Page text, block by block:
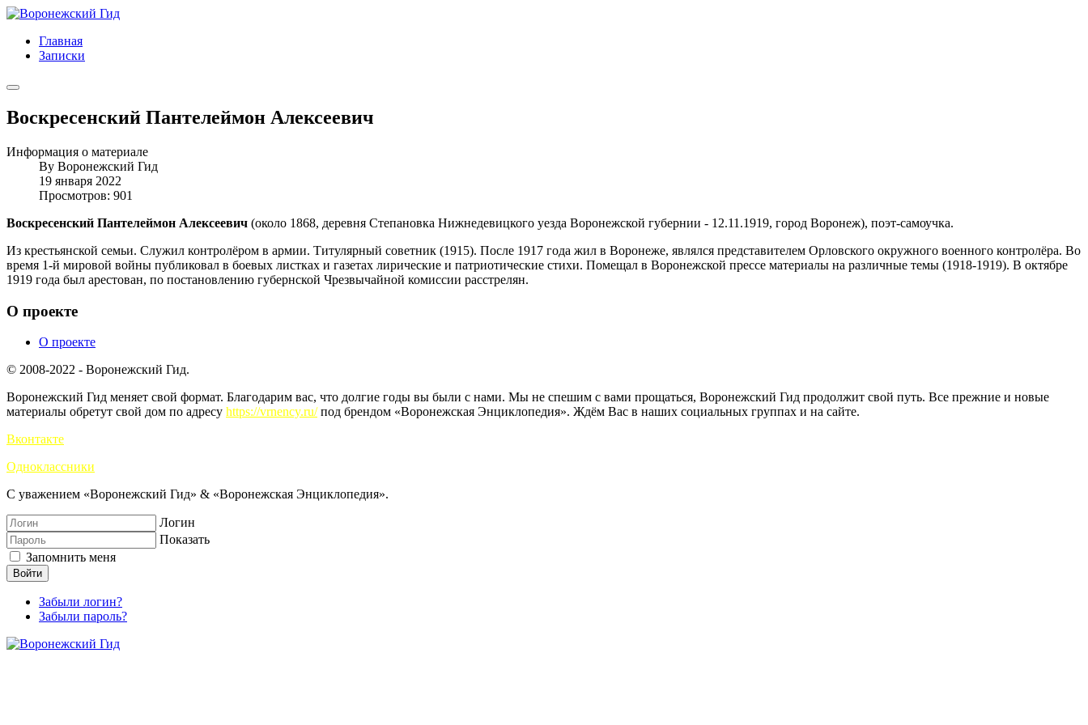
Главная
Записки
Воскресенский Пантелеймон Алексеевич
Информация о материале
By Воронежский Гид
19 января 2022
Просмотров: 901
Воскресенский Пантелеймон Алексеевич (около 1868, деревня Степановка Нижнедевицкого уезда Воронежской губернии - 12.11.1919, город Воронеж), поэт-самоучка.
Из крестьянской семьи. Служил контролёром в армии. Титулярный советник (1915). После 1917 года жил в Воронеже, являлся представителем Орловского окружного военного контролёра. Во
время 1-й мировой войны публиковал в боевых листках и газетах лирические и патриотические стихи. Помещал в Воронежской прессе материалы на различные темы (1918-1919). В октябре
1919 года был арестован, по постановлению губернской Чрезвычайной комиссии расстрелян.
О проекте
О проекте
© 2008-2022 - Воронежский Гид.
Воронежский Гид меняет свой формат. Благодарим вас, что долгие годы вы были с нами. Мы не спешим с вами прощаться, Воронежский Гид продолжит свой путь. Все прежние и новые
материалы обретут свой дом по адресу https://vrnency.ru/под брендом «Воронежская Энциклопедия». Ждём Вас в наших социальных группах и на сайте.
Вконтакте
Одноклассники
С уважением «Воронежский Гид» & «Воронежская Энциклопедия».
Логин
Показать
Запомнить меня
Войти
Забыли логин?
Забыли пароль?